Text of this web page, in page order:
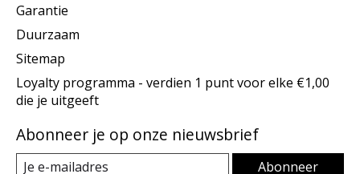
Garantie
Duurzaam
Sitemap
Loyalty programma - verdien 1 punt voor elke €1,00
die je uitgeeft
Abonneer je op onze nieuwsbrief
Abonneer